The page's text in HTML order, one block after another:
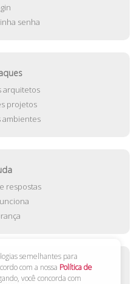
senha
arquitetos
projetos
ambientes
respostas
semelhantes para
com a nossa Política de
você concorda com